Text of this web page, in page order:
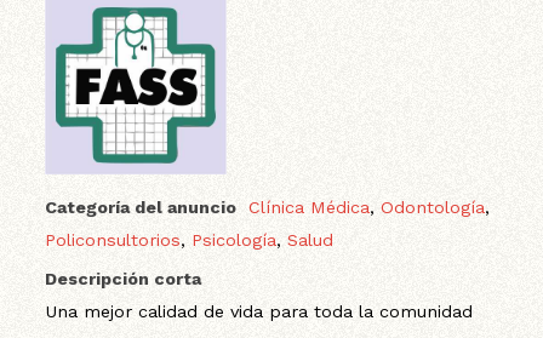
Categoría del anuncio Clínica Médica,Odontología,
Policonsultorios, Psicología,Salud
Descripción corta
Una mejor calidad de vida para toda la comunidad